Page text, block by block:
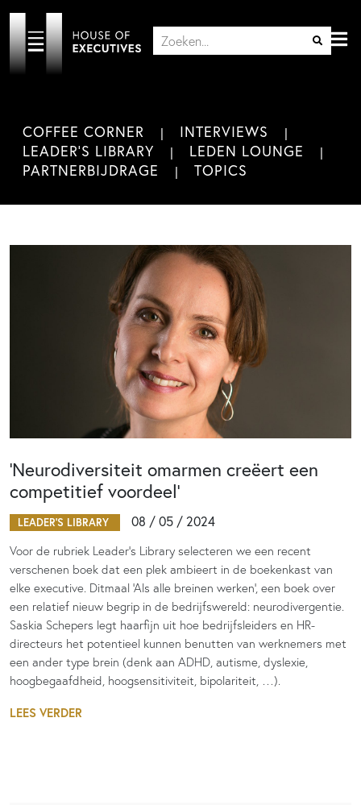
COFFEE CORNER
INTERVIEWS
LEADER'S LIBRARY
LEDEN LOUNGE
PARTNERBIJDRAGE
TOPICS
‘Neurodiversiteit omarmen creëert een
competitief voordeel’
LEADER'S LIBRARY 08 / 05 / 2024
Voor de rubriek Leader’s Library selecteren we een recent
verschenen boek dat een plek ambieert in de boekenkast van
elke executive. Ditmaal ‘Als alle breinen werken’, een boek over
een relatief nieuw begrip in de bedrijfswereld: neurodivergentie.
Saskia Schepers legt haarfijn uit hoe bedrijfsleiders en HR-
directeurs het potentieel kunnen benutten van werknemers met
een ander type brein (denk aan ADHD, autisme, dyslexie,
hoogbegaafdheid, hoogsensitiviteit, bipolariteit, …).
LEES VERDER